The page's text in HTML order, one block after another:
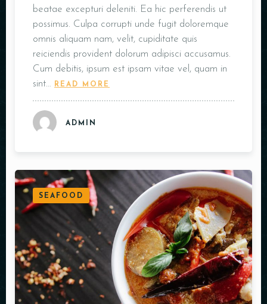
beatae excepturi deleniti. Ea hic perferendis ut
possimus. Culpa corrupti unde fugit doloremque
omnis aliquam nam, velit, cupiditate quis
reiciendis provident dolorum adipisci accusamus.
Cum debitis, ipsum est ipsam vitae vel, quam in
sint…
READ MORE
ADMIN
SEAFOOD